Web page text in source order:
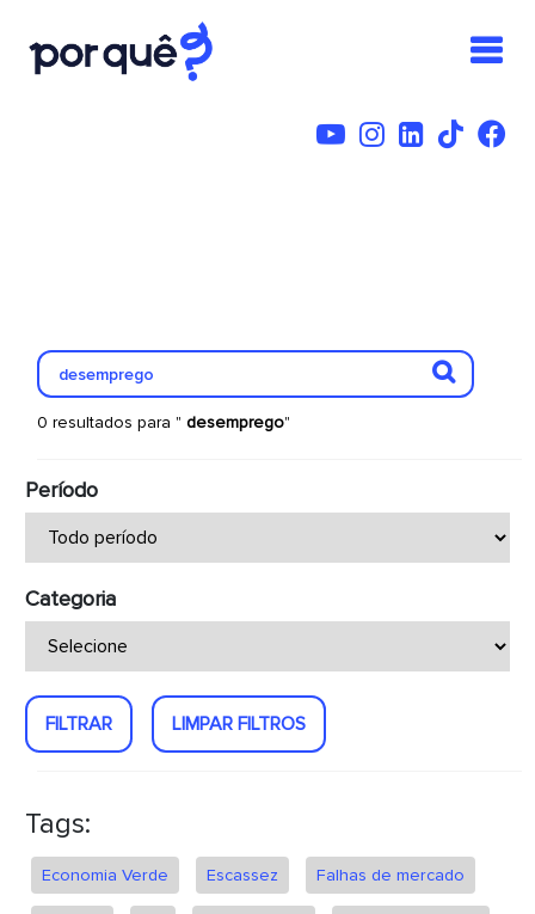
0 resultados para " desemprego"
Período
Categoria
FILTRAR LIMPAR FILTROS
Tags:
Economia Verde Escassez Falhas de mercado